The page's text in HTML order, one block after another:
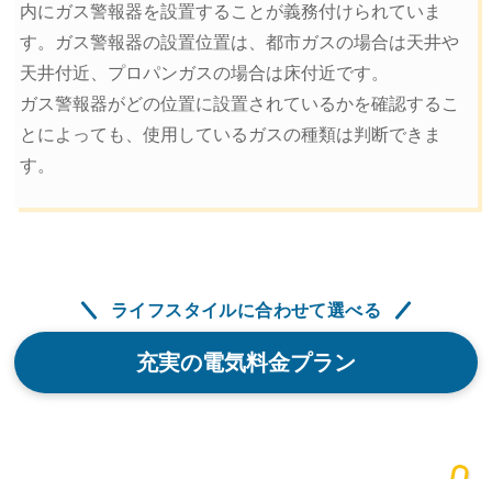
内にガス警報器を設置することが義務付けられていま
す。ガス警報器の設置位置は、都市ガスの場合は天井や
天井付近、プロパンガスの場合は床付近です。
ガス警報器がどの位置に設置されているかを確認するこ
とによっても、使用しているガスの種類は判断できま
す。
ライフスタイルに合わせて選べる
充実の電気料金プラン